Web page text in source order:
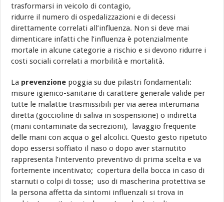
trasformarsi in veicolo di contagio,
ridurre il numero di ospedalizzazioni e di decessi
direttamente correlati all’influenza. Non si deve mai
dimenticare infatti che l’influenza è potenzialmente
mortale in alcune categorie a rischio e si devono ridurre i
costi sociali correlati a morbilità e mortalità.
La prevenzione poggia su due pilastri fondamentali:
misure igienico-sanitarie di carattere generale valide per
tutte le malattie trasmissibili per via aerea interumana
diretta (goccioline di saliva in sospensione) o indiretta
(mani contaminate da secrezioni), lavaggio frequente
delle mani con acqua o gel alcolici. Questo gesto ripetuto
dopo essersi soffiato il naso o dopo aver starnutito
rappresenta l’intervento preventivo di prima scelta e va
fortemente incentivato; copertura della bocca in caso di
starnuti o colpi di tosse; uso di mascherina protettiva se
la persona affetta da sintomi influenzali si trova in